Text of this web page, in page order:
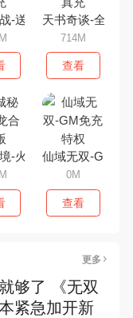
-送GM无限充
天书奇谈-全神兽
714M
查看
-火龙合击版仙域无双-GM免
0M
查看
更多
够了 《无双
紧急加开新